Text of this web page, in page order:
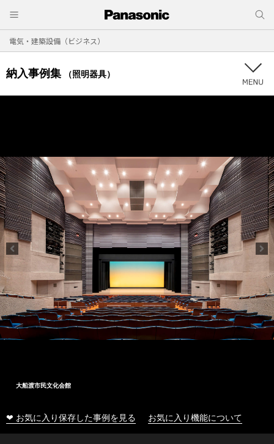
電気・建築設備（ビジネス）
納入事例集 （照明器具）
大船渡市民文化会館
❤ お気に入り保存した事例を見る お気に入り機能について